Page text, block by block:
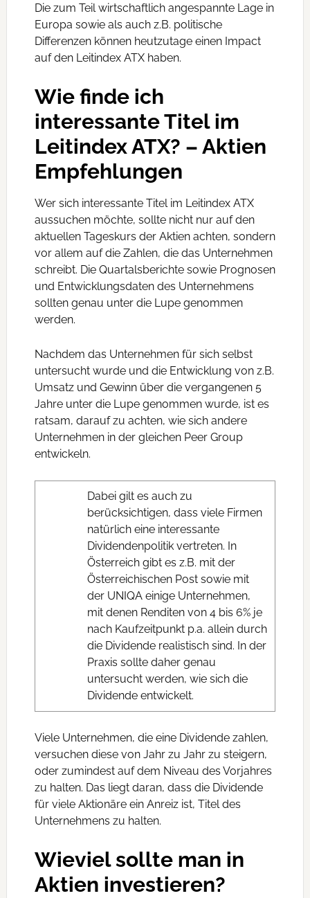
Die zum Teil wirtschaftlich angespannte Lage in
Europa sowie als auch z.B. politische
Differenzen können heutzutage einen Impact
auf den Leitindex ATX haben.
Wie finde ich
interessante Titel im
Leitindex ATX? – Aktien
Empfehlungen
Wer sich interessante Titel im Leitindex ATX
aussuchen möchte, sollte nicht nur auf den
aktuellen Tageskurs der Aktien achten, sondern
vor allem auf die Zahlen, die das Unternehmen
schreibt. Die Quartalsberichte sowie Prognosen
und Entwicklungsdaten des Unternehmens
sollten genau unter die Lupe genommen
werden.
Nachdem das Unternehmen für sich selbst
untersucht wurde und die Entwicklung von z.B.
Umsatz und Gewinn über die vergangenen 5
Jahre unter die Lupe genommen wurde, ist es
ratsam, darauf zu achten, wie sich andere
Unternehmen in der gleichen Peer Group
entwickeln.
Dabei gilt es auch zu
berücksichtigen, dass viele Firmen
natürlich eine interessante
Dividendenpolitik vertreten. In
Österreich gibt es z.B. mit der
Österreichischen Post sowie mit
der UNIQA einige Unternehmen,
mit denen Renditen von 4 bis 6% je
nach Kaufzeitpunkt p.a. allein durch
die Dividende realistisch sind. In der
Praxis sollte daher genau
untersucht werden, wie sich die
Dividende entwickelt.
Viele Unternehmen, die eine Dividende zahlen,
versuchen diese von Jahr zu Jahr zu steigern,
oder zumindest auf dem Niveau des Vorjahres
zu halten. Das liegt daran, dass die Dividende
für viele Aktionäre ein Anreiz ist, Titel des
Unternehmens zu halten.
Wieviel sollte man in
Aktien investieren?